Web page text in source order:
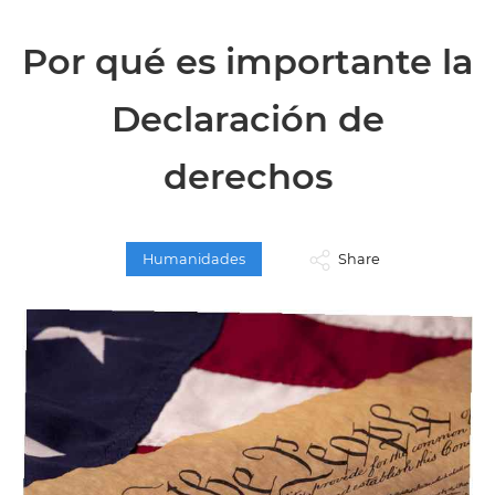
Por qué es importante la
Declaración de
derechos
Humanidades Share